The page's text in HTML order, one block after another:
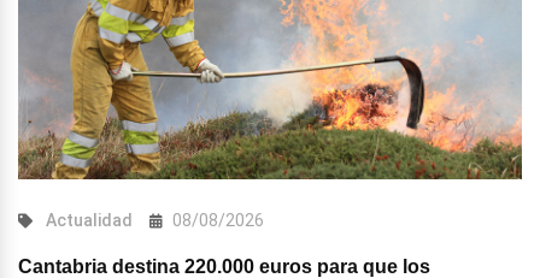
Actualidad 08/08/2026
Cantabria destina 220.000 euros para que los